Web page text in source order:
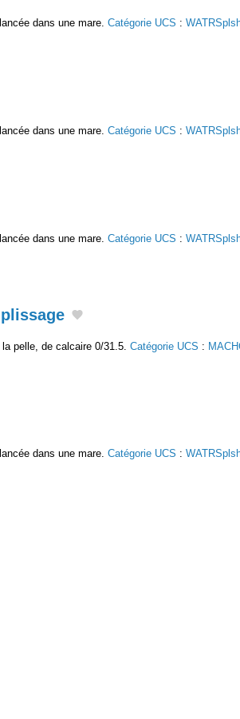
dans une mare. Catégorie UCS :
dans une mare. Catégorie UCS :
dans une mare. Catégorie UCS :
pelle, de calcaire 0/31.5. Catégorie UCS :
dans une mare. Catégorie UCS :